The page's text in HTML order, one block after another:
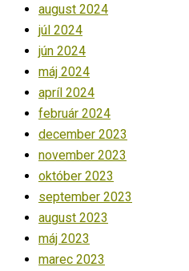
august 2024
júl 2024
jún 2024
máj 2024
apríl 2024
február 2024
december 2023
november 2023
október 2023
september 2023
august 2023
máj 2023
marec 2023